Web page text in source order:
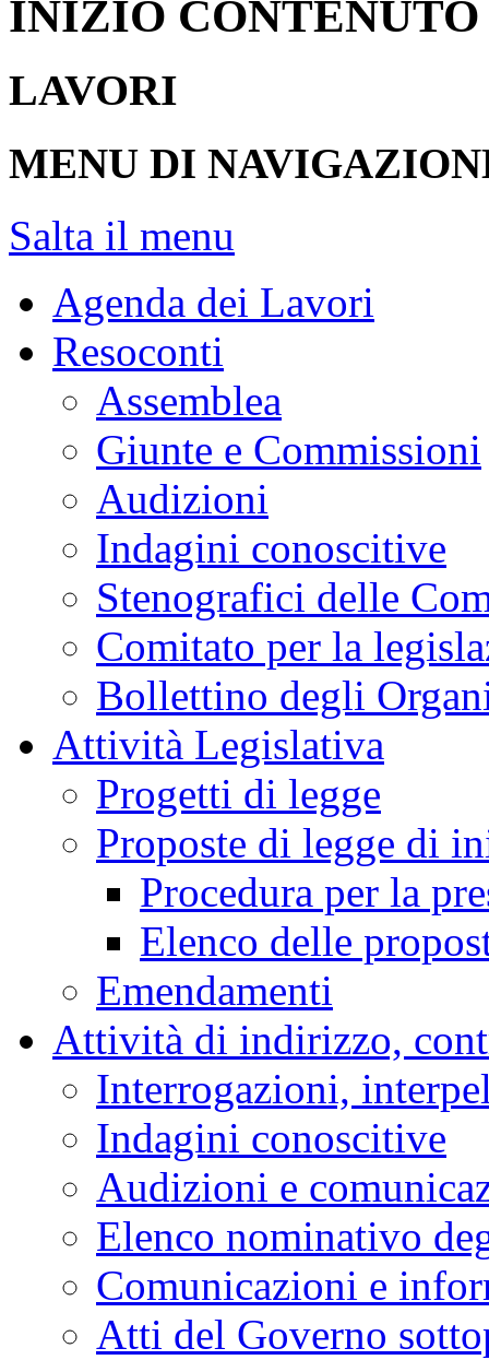
INIZIO CONTENUTO
LAVORI
MENU DI
Salta il menu
Agenda dei Lavori
Resoconti
Assemblea
Giunte e Commissioni
Audizioni
Indagini conoscitive
Stenografici delle
Comitato per la
Bollettino degli
Attività Legislativa
Progetti di legge
Proposte di legge di
Procedura per la
Elenco delle
Emendamenti
Attività di indirizzo,
Interrogazioni,
Indagini conoscitive
Audizioni e
Elenco nominativo
Comunicazioni e
Atti del Governo